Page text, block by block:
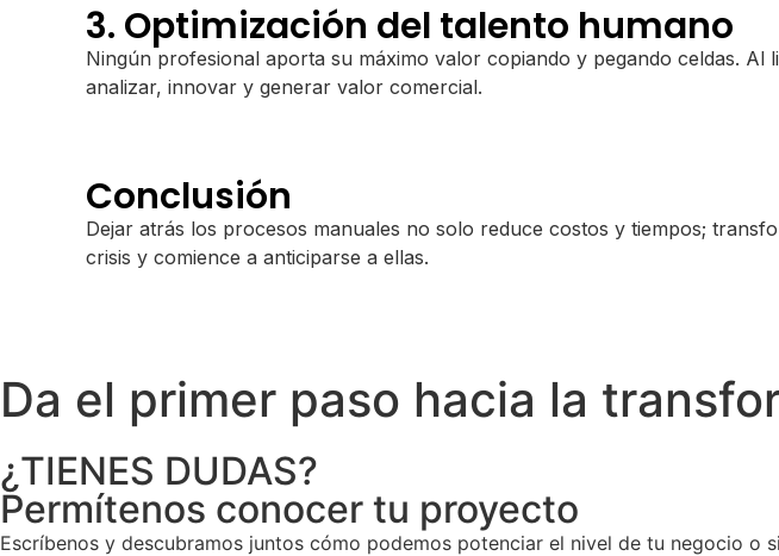
3. Optimización del talento humano
Ningún profesional aporta su máximo valor copiando y pegando celdas.
analizar, innovar y generar valor comercial.
Conclusión
Dejar atrás los procesos manuales no solo reduce costos y tiempos;
crisis y comience a anticiparse a ellas.
Da el primer paso hacia la
¿TIENES DUDAS?
Permítenos conocer tu proyecto
Escríbenos y descubramos juntos cómo podemos potenciar el nivel de tu negocio o